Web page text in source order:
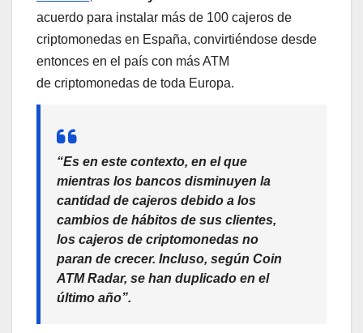
acuerdo para instalar más de 100 cajeros de
criptomonedas en España, convirtiéndose desde
entonces en el país con más ATM
de criptomonedas de toda Europa.
“Es en este contexto, en el que
mientras los bancos disminuyen la
cantidad de cajeros debido a los
cambios de hábitos de sus clientes,
los cajeros de criptomonedas no
paran de crecer. Incluso, según Coin
ATM Radar, se han duplicado en el
último año”.